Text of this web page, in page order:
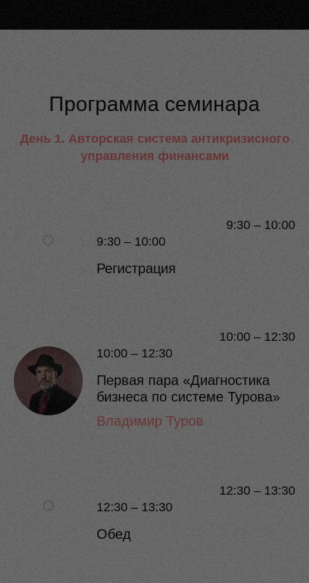
Программа семинара
День 1. Авторская система антикризисного
управления финансами
9:30 – 10:00
9:30 – 10:00
Регистрация
10:00 – 12:30
10:00 – 12:30
Первая пара «Диагностика
бизнеса по системе Турова»
Владимир Туров
12:30 – 13:30
12:30 – 13:30
Обед